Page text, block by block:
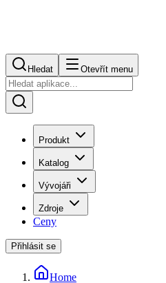
Hledat Otevřít menu
Produkt
Katalog
Vývojáři
Zdroje
Ceny
Přihlásit se
Home